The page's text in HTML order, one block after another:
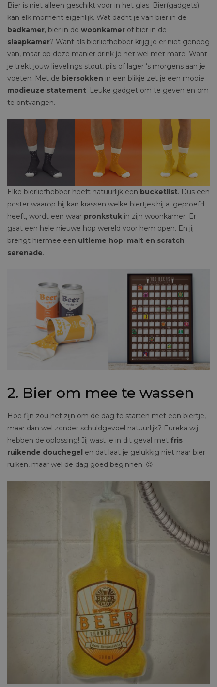
Bier is niet alleen geschikt voor in het glas. Bier(gadgets)
kan elk moment eigenlijk. Wat dacht je van bier in de
badkamer, bier in de woonkamer of bier in de
slaapkamer? Want als bierliefhebber krijg je er niet genoeg
van, maar op deze manier drink je het wel met mate. Want
je trekt jouw lievelings stout, pils of lager ‘s morgens aan je
voeten. Met de biersokken in een blikje zet je een mooie
modieuze statement. Leuke gadget om te geven en om
te ontvangen.
Elke bierliefhebber heeft natuurlijk een bucketlist. Dus een
poster waarop hij kan krassen welke biertjes hij al geproefd
heeft, wordt een waar pronkstuk in zijn woonkamer. Er
gaat een hele nieuwe hop wereld voor hem open. En jij
brengt hiermee een ultieme hop, malt en scratch
serenade.
2. Bier om mee te wassen
Hoe fijn zou het zijn om de dag te starten met een biertje,
maar dan wel zonder schuldgevoel natuurlijk? Eureka wij
hebben de oplossing! Jij wast je in dit geval met fris
ruikende douchegel en dat laat je gelukkig niet naar bier
ruiken, maar wel de dag goed beginnen. 😉